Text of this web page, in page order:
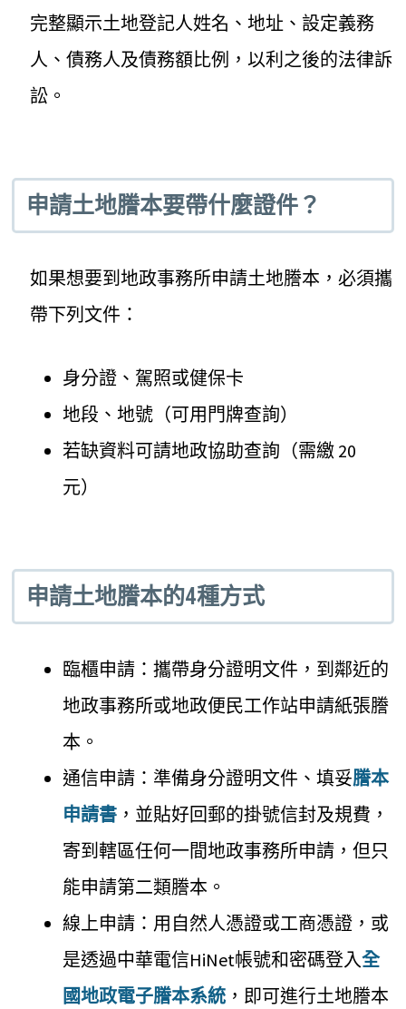
完整顯示土地登記人姓名、地址、設定義務
人、債務人及債務額比例，以利之後的法律訴
訟。
申請土地謄本要帶什麼證件？
如果想要到地政事務所申請土地謄本，必須攜
帶下列文件：
身分證、駕照或健保卡
地段、地號（可用門牌查詢）
若缺資料可請地政協助查詢（需繳 20
元）
申請土地謄本的4種方式
臨櫃申請：攜帶身分證明文件，到鄰近的
地政事務所或地政便民工作站申請紙張謄
本。
通信申請：準備身分證明文件、填妥謄本
申請書 ，並貼好回郵的掛號信封及規費，
寄到轄區任何一間地政事務所申請，但只
能申請第二類謄本。
線上申請：用自然人憑證或工商憑證，或
是透過中華電信HiNet帳號和密碼登入全
國地政電子謄本系統 ，即可進行土地謄本